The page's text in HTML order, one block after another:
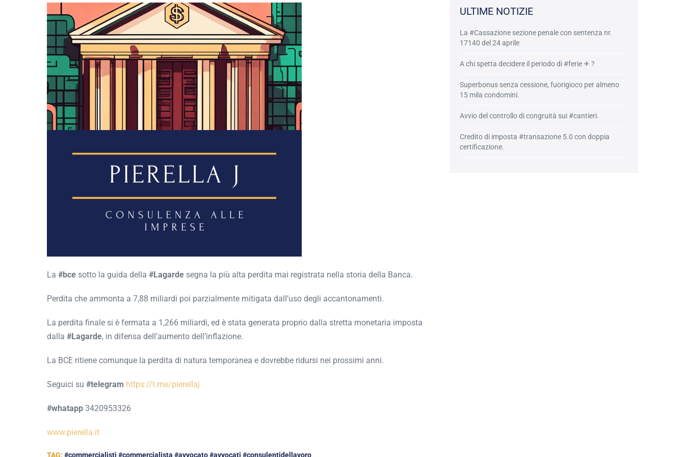
La #bce sotto la guida della #Lagarde segna la più alta perdita mai registrata nella storia della Banca.
Perdita che ammonta a 7,88 miliardi poi parzialmente mitigata dall’uso degli accantonamenti.
La perdita finale si è fermata a 1,266 miliardi, ed è stata generata proprio dalla stretta monetaria imposta
dalla #Lagarde, in difensa dell’aumento dell’inflazione.
La BCE ritiene comunque la perdita di natura temporanea e dovrebbe ridursi nei prossimi anni.
Seguici su #telegram https://t.me/pierellaj
#whatapp 3420953326
www.pierella.it
TAG: #commercialisti #commercialista #avvocato #avvocati #consulentidellavoro
ULTIME NOTIZIE
La #Cassazione sezione penale con sentenza nr.
17140 del 24 aprile
A chi spetta decidere il periodo di #ferie ✈ ?
Superbonus senza cessione, fuorigioco per almeno
15 mila condomini.
Avvio del controllo di congruità sui #cantieri.
Credito di imposta #transazione 5.0 con doppia
certificazione.